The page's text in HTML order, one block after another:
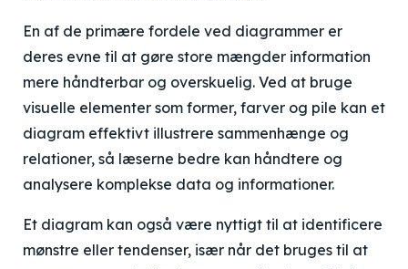
En af de primære fordele ved diagrammer er
deres evne til at gøre store mængder information
mere håndterbar og overskuelig. Ved at bruge
visuelle elementer som former, farver og pile kan et
diagram effektivt illustrere sammenhænge og
relationer, så læserne bedre kan håndtere og
analysere komplekse data og informationer.
Et diagram kan også være nyttigt til at identificere
mønstre eller tendenser, især når det bruges til at